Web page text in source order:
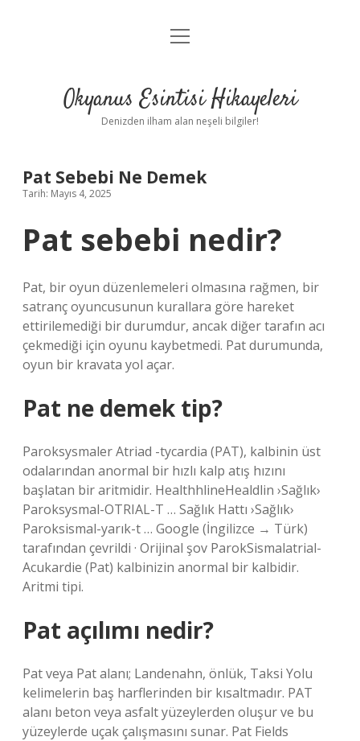
Anasayfa
Yasal Uyarı
menüyü
Okyanus Esintisi Hikayeleri
Denizden ilham alan neşeli bilgiler!
Pat Sebebi Ne Demek
Tarih: Mayıs 4, 2025
Pat sebebi nedir?
Pat, bir oyun düzenlemeleri olmasına rağmen, bir
satranç oyuncusunun kurallara göre hareket
ettirilemediği bir durumdur, ancak diğer tarafın acı
çekmediği için oyunu kaybetmedi. Pat durumunda,
oyun bir kravata yol açar.
Pat ne demek tip?
Paroksysmaler Atriad -tycardia (PAT), kalbinin üst
odalarından anormal bir hızlı kalp atış hızını
başlatan bir aritmidir. HealthhlineHealdlin ›Sağlık›
Paroksysmal-OTRIAL-T … Sağlık Hattı ›Sağlık›
Paroksismal-yarık-t … Google (İngilizce → Türk)
tarafından çevrildi · Orijinal şov ParokSismalatrial-
Acukardie (Pat) kalbinizin anormal bir kalbidir.
Aritmi tipi.
Pat açılımı nedir?
Pat veya Pat alanı; Landenahn, önlük, Taksi Yolu
kelimelerin baş harflerinden bir kısaltmadır. PAT
alanı beton veya asfalt yüzeylerden oluşur ve bu
yüzeylerde uçak çalışmasını sunar. Pat Fields